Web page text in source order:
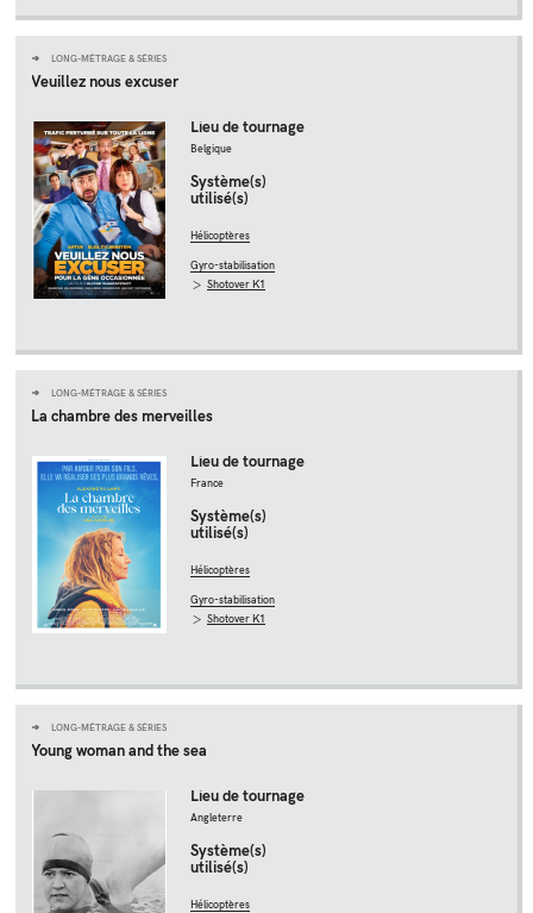
LONG-MÉTRAGE & SÉRIES
Veuillez nous excuser
Lieu de tournage
Belgique
Système(s)
utilisé(s)
Hélicoptères
Gyro-stabilisation
Shotover K1
LONG-MÉTRAGE & SÉRIES
La chambre des merveilles
Lieu de tournage
France
Système(s)
utilisé(s)
Hélicoptères
Gyro-stabilisation
Shotover K1
LONG-MÉTRAGE & SÉRIES
Young woman and the sea
Lieu de tournage
Angleterre
Système(s)
utilisé(s)
Hélicoptères